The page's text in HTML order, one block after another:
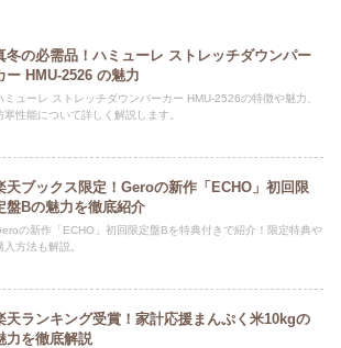
冬の必需品！ハミューレ ストレッチダウンパー
ー HMU-2526 の魅力
ミューレ ストレッチダウンパーカー HMU-2526の特徴や魅力、
寒性能について詳しく解説します。
天ブックス限定！Geroの新作「ECHO」初回限
盤Bの魅力を徹底紹介
の新作「ECHO」初回限定盤Bを特典付きで紹介！限定特典や
入方法も解説。
天ランキング受賞！家計応援まんぷく米10kgの
力を徹底解説